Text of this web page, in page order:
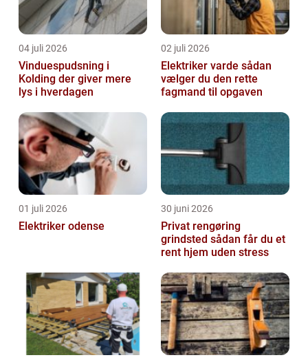
04 juli 2026
Vinduespudsning i
Kolding der giver mere
lys i hverdagen
02 juli 2026
Elektriker varde sådan
vælger du den rette
fagmand til opgaven
01 juli 2026
Elektriker odense
30 juni 2026
Privat rengøring
grindsted sådan får du et
rent hjem uden stress